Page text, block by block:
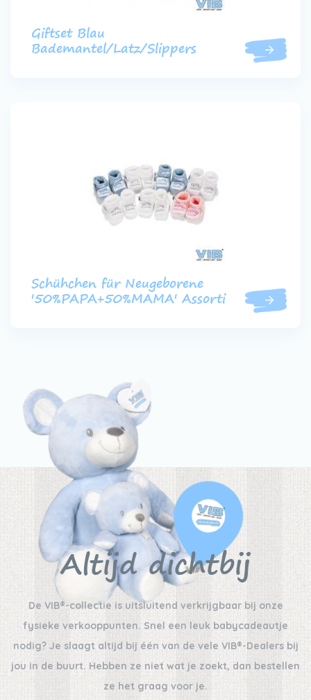
Giftset Blau
Bademantel/Latz/Slippers
Schühchen für Neugeborene
'50%PAPA+50%MAMA' Assorti
Altijd dichtbij
De VIB®-collectie is uitsluitend verkrijgbaar bij onze
fysieke verkooppunten. Snel een leuk babycadeautje
nodig? Je slaagt altijd bij één van de vele VIB®-Dealers bij
jou in de buurt. Hebben ze niet wat je zoekt, dan bestellen
ze het graag voor je.